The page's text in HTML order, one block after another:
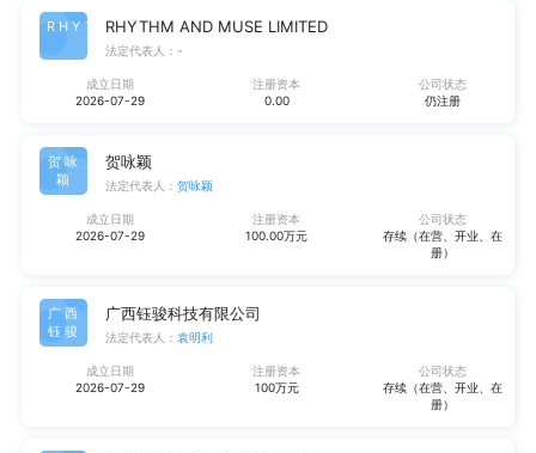
RHYT RHYTHM AND MUSE LIMITED
法定代表人： -
成立日期
2026-07-29
注册资本
0.00
公司状态
仍注册
贺咏
颖
贺咏颖
法定代表人： 贺咏颖
成立日期
2026-07-29
注册资本
100.00万元
公司状态
存续（在营、开业、在
册）
广西
钰骏
广西钰骏科技有限公司
法定代表人： 袁明利
成立日期
2026-07-29
注册资本
100万元
公司状态
存续（在营、开业、在
册）